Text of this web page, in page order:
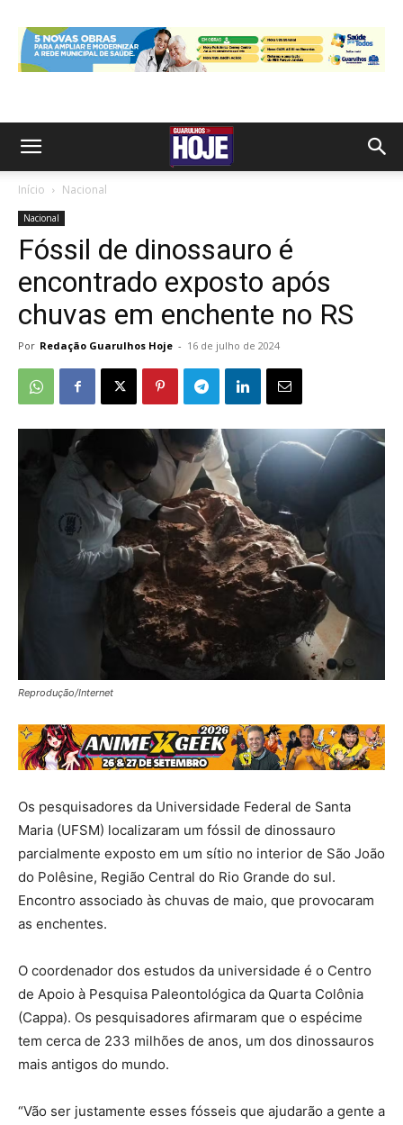
Início Nacional
Nacional
Fóssil de dinossauro é
encontrado exposto após
chuvas em enchente no RS
Por Redação Guarulhos Hoje - 16 de julho de 2024
Reprodução/Internet
Os pesquisadores da Universidade Federal de Santa
Maria (UFSM) localizaram um fóssil de dinossauro
parcialmente exposto em um sítio no interior de São João
do Polêsine, Região Central do Rio Grande do sul.
Encontro associado às chuvas de maio, que provocaram
as enchentes.
O coordenador dos estudos da universidade é o Centro
de Apoio à Pesquisa Paleontológica da Quarta Colônia
(Cappa). Os pesquisadores afirmaram que o espécime
tem cerca de 233 milhões de anos, um dos dinossauros
mais antigos do mundo.
“Vão ser justamente esses fósseis que ajudarão a gente a